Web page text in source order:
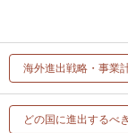
海外進出戦略・事業
どの国に進出するべ